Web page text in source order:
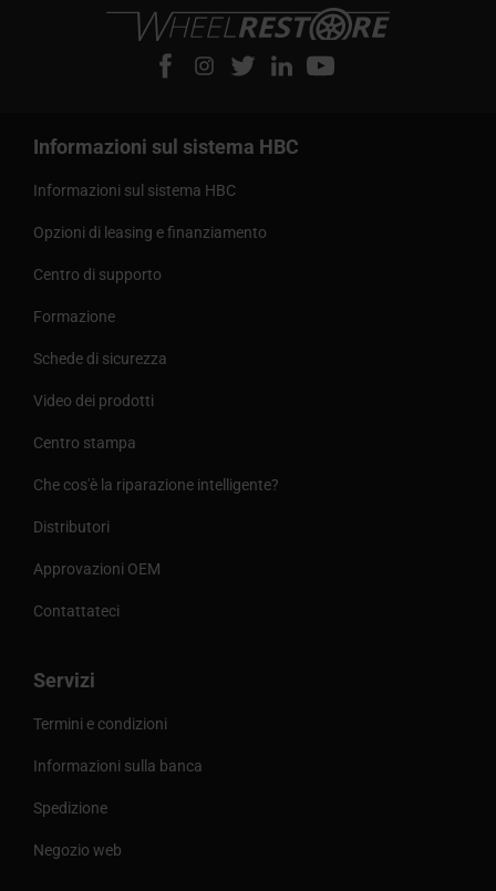
Informazioni sul sistema HBC
Informazioni sul sistema HBC
Opzioni di leasing e finanziamento
Centro di supporto
Formazione
Schede di sicurezza
Video dei prodotti
Centro stampa
Che cos'è la riparazione intelligente?
Distributori
Approvazioni OEM
Contattateci
Servizi
Termini e condizioni
Informazioni sulla banca
Spedizione
Negozio web